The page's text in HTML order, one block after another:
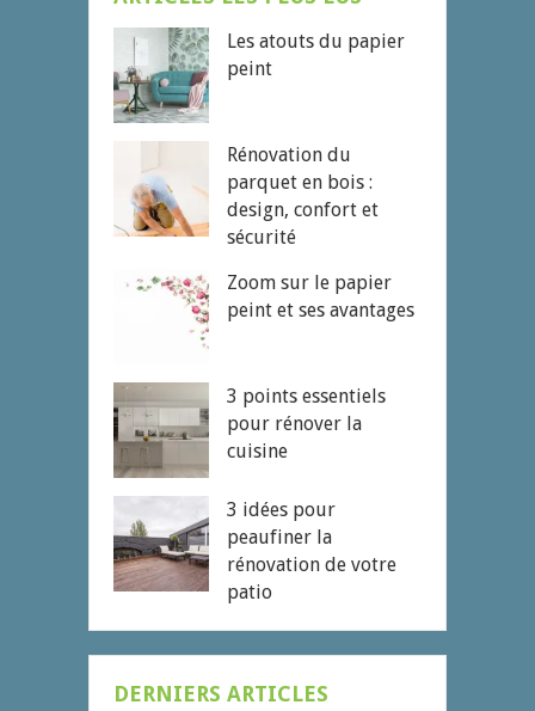
Les atouts du papier
peint
Rénovation du
parquet en bois :
design, confort et
sécurité
Zoom sur le papier
peint et ses avantages
3 points essentiels
pour rénover la
cuisine
3 idées pour
peaufiner la
rénovation de votre
patio
DERNIERS ARTICLES